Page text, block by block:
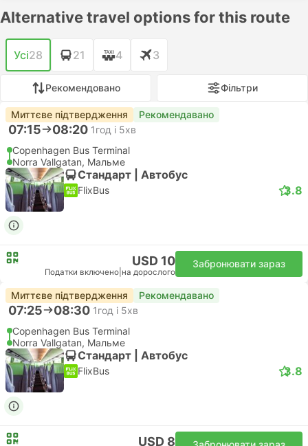
Alternative travel options for this route
Усі28 21 4 3
Рекомендовано Фільтри
Миттєве підтвердження Рекомендавано
07:15 08:20 1год і 5хв
Copenhagen Bus Terminal
Norra Vallgatan, Мальме
Стандарт | Автобус
FlixBus 3.8
USD 10
Податки включено на дорослого
Забронювати зараз
Миттєве підтвердження Рекомендавано
07:25 08:30 1год і 5хв
Copenhagen Bus Terminal
Norra Vallgatan, Мальме
Стандарт | Автобус
FlixBus 3.8
USD 8